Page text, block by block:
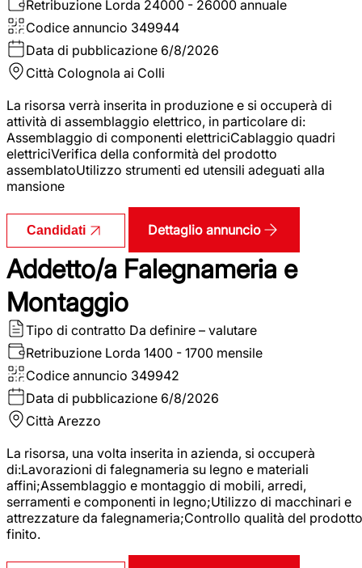
Retribuzione Lorda 24000 - 26000 annuale
Codice annuncio 349944
Data di pubblicazione 6/8/2026
Città Colognola ai Colli
La risorsa verrà inserita in produzione e si occuperà di
attività di assemblaggio elettrico, in particolare di:
Assemblaggio di componenti elettriciCablaggio quadri
elettriciVerifica della conformità del prodotto
assemblatoUtilizzo strumenti ed utensili adeguati alla
mansione
Candidati Dettaglio annuncio
Addetto/a Falegnameria e
Montaggio
Tipo di contratto Da definire – valutare
Retribuzione Lorda 1400 - 1700 mensile
Codice annuncio 349942
Data di pubblicazione 6/8/2026
Città Arezzo
La risorsa, una volta inserita in azienda, si occuperà
di:Lavorazioni di falegnameria su legno e materiali
affini;Assemblaggio e montaggio di mobili, arredi,
serramenti e componenti in legno;Utilizzo di macchinari e
attrezzature da falegnameria;Controllo qualità del prodotto
finito.